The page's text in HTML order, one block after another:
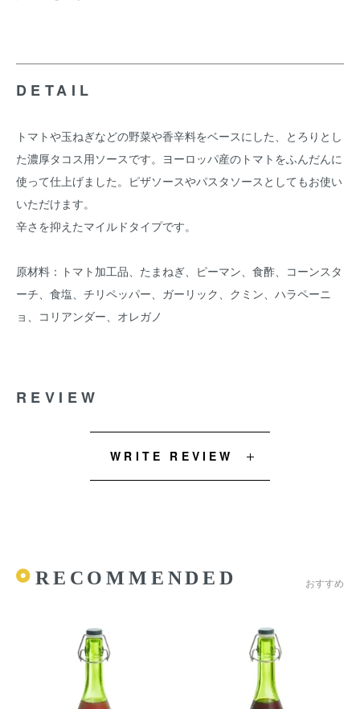
DETAIL
トマトや玉ねぎなどの野菜や香辛料をベースにした、とろりとし
た濃厚タコス用ソースです。ヨーロッパ産のトマトをふんだんに
使って仕上げました。ピザソースやパスタソースとしてもお使い
いただけます。
辛さを抑えたマイルドタイプです。
原材料：トマト加工品、たまねぎ、ピーマン、食酢、コーンスタ
ーチ、食塩、チリペッパー、ガーリック、クミン、ハラペーニ
ョ、コリアンダー、オレガノ
REVIEW
WRITE REVIEW
RECOMMENDED おすすめ